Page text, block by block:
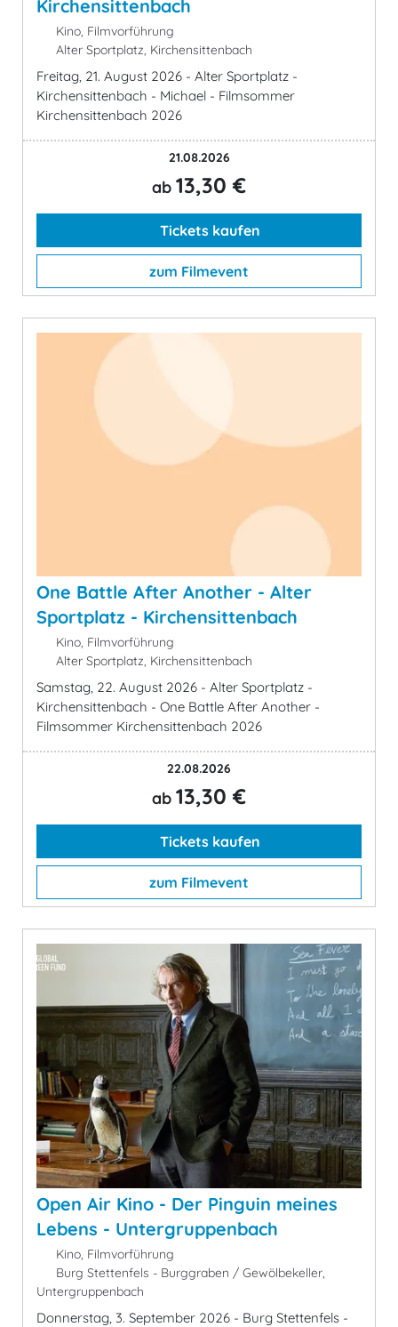
Kirchensittenbach
Kino, Filmvorführung
Alter Sportplatz, Kirchensittenbach
Freitag, 21. August 2026 - Alter Sportplatz -
Kirchensittenbach - Michael - Filmsommer
Kirchensittenbach 2026
21.08.2026
ab 13,30 €
Tickets kaufen
zum Filmevent
One Battle After Another - Alter
Sportplatz - Kirchensittenbach
Kino, Filmvorführung
Alter Sportplatz, Kirchensittenbach
Samstag, 22. August 2026 - Alter Sportplatz -
Kirchensittenbach - One Battle After Another -
Filmsommer Kirchensittenbach 2026
22.08.2026
ab 13,30 €
Tickets kaufen
zum Filmevent
Open Air Kino - Der Pinguin meines
Lebens - Untergruppenbach
Kino, Filmvorführung
Burg Stettenfels - Burggraben / Gewölbekeller,
Untergruppenbach
Donnerstag, 3. September 2026 - Burg Stettenfels -